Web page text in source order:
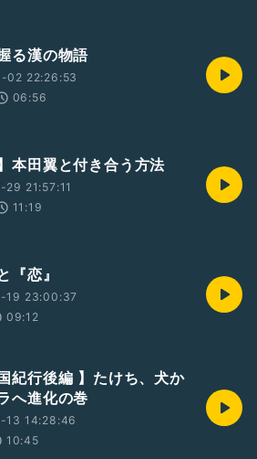
る漢の物語
02 22:26:53
06:56
】本田翼と付き合う方法
21:57:11
11:19
『恋』
19 23:00:37
09:12
国紀行後編 】たけち、犬か
へ進化の巻
13 14:28:46
10:45